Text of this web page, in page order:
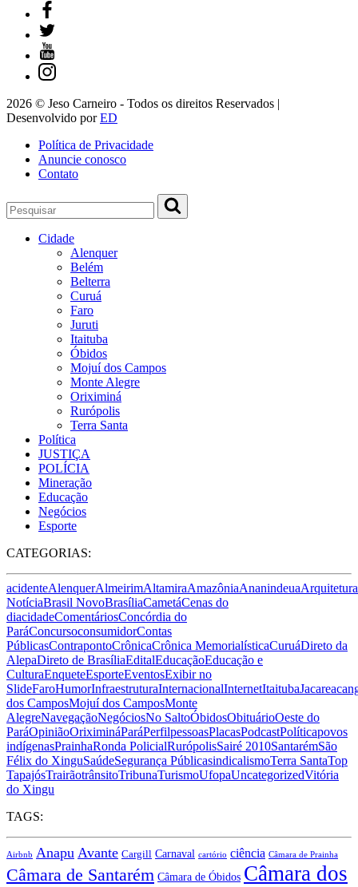
2026 © Jeso Carneiro - Todos os direitos Reservados |
Desenvolvido porED
Política de Privacidade
Anuncie conosco
Contato
Cidade
Alenquer
Belém
Belterra
Curuá
Faro
Juruti
Itaituba
Óbidos
Mojuí dos Campos
Monte Alegre
Oriximiná
Rurópolis
Terra Santa
Política
JUSTIÇA
POLÍCIA
Mineração
Educação
Negócios
Esporte
CATEGORIAS:
acidenteAlenquerAlmeirimAltamiraAmazôniaAnanindeuaArquitetura
NotíciaBrasil NovoBrasíliaCametáCenas do
diacidadeComentáriosConcórdia do
ParáConcursoconsumidorContas
PúblicasContrapontoCrônicaCrônica MemorialísticaCuruáDireto da
AlepaDireto de BrasíliaEditalEducaçãoEducação e
CulturaEnqueteEsporteEventosExibir no
SlideFaroHumorInfraestruturaInternacionalInternetItaituba
dos CamposMojuí dos CamposMonte
AlegreNavegaçãoNegóciosNo SaltoÓbidosObituárioOeste do
ParáOpiniãoOriximináParáPerfilpessoasPlacasPodcastPolíticapovos
indígenasPrainhaRonda PolicialRurópolisSairé 2010SantarémSão
Félix do XinguSaúdeSegurança PúblicasindicalismoTerra SantaTop
TapajósTrairãotrânsitoTribunaTurismoUfopaUncategorizedVitória
do Xingu
TAGS:
Airbnb Anapu Avante Cargill Carnaval cartório ciência Câmara de Prainha
Câmara de Santarém Câmara de Óbidos Câmara dos